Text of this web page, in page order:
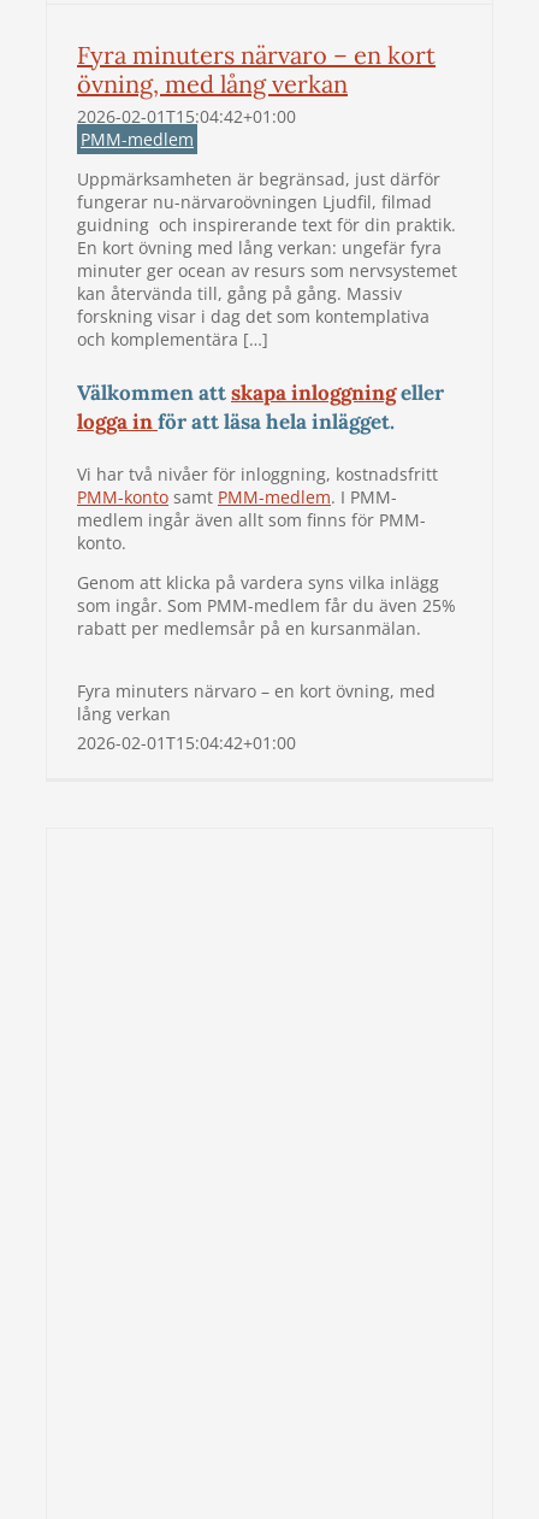
Fyra minuters närvaro – en kort
övning, med lång verkan
2026-02-01T15:04:42+01:00
PMM-medlem
Uppmärksamheten är begränsad, just därför
fungerar nu-närvaroövningen Ljudfil, filmad
guidning och inspirerande text för din praktik.
En kort övning med lång verkan: ungefär fyra
minuter ger ocean av resurs som nervsystemet
kan återvända till, gång på gång. Massiv
forskning visar i dag det som kontemplativa
och komplementära […]
Välkommen attskapa inloggningeller
logga inför att läsa hela inlägget.
Vi har två nivåer för inloggning, kostnadsfritt
PMM-konto samt PMM-medlem. I PMM-
medlem ingår även allt som finns för PMM-
konto.
Genom att klicka på vardera syns vilka inlägg
som ingår. Som PMM-medlem får du även 25%
rabatt per medlemsår på en kursanmälan.
Fyra minuters närvaro – en kort övning, med
lång verkan
2026-02-01T15:04:42+01:00